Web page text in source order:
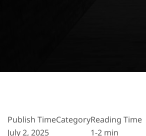
Publish Time
July 2, 2025
CategoryReading Time
1-2 min